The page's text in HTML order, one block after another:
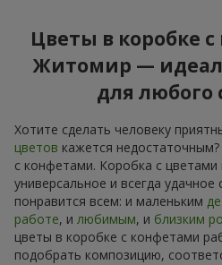
Цветы в коробке
Житомир —
для любого
Хотите сделать человеку
цветов кажется
с конфетами. Коробка с
универсальное и всегда
понравится всем: и маленьким
работе, и любимым, и близким
цветы в коробке с конфетами
подобрать композицию,